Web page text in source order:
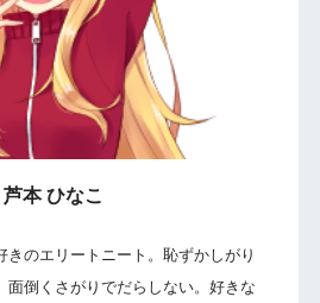
芦本 ひなこ
きのエリートニート。恥ずかしがり
面倒くさがりでだらしない。好きな